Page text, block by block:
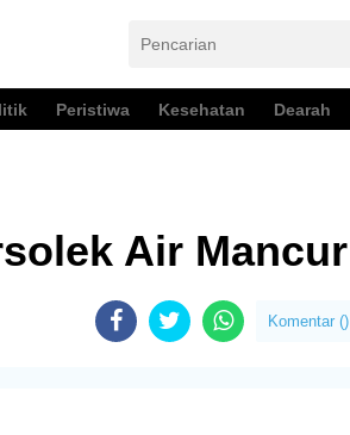
Peristiwa Kesehatan Dearah
Air Mancur
Komentar ()